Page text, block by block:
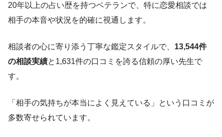
20年以上の占い歴を持つベテランで、特に恋愛相談では
相手の本音や状況を的確に視通します。
相談者の心に寄り添う丁寧な鑑定スタイルで、 13,544件
の相談実績と1,631件の口コミを誇る信頼の厚い先生で
す。
「相手の気持ちが本当によく見えている」という口コミが
多数寄せられています。